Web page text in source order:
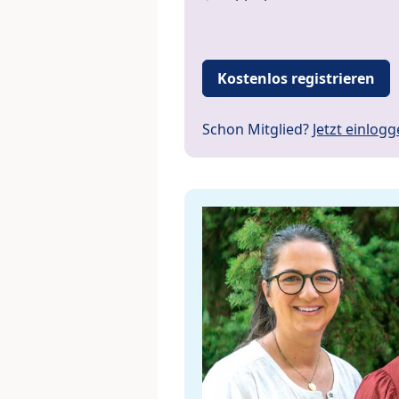
Kostenlos registrieren
Schon Mitglied? Jetzt